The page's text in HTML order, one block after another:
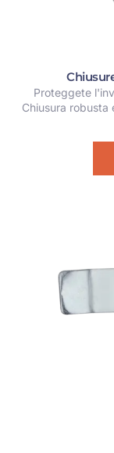
Proteggete
Chiusura robusta